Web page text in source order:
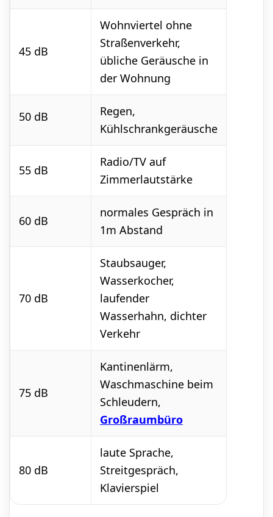
45 dB
Wohnviertel ohne
Straßenverkehr,
übliche Geräusche in
der Wohnung
50 dB
Regen,
Kühlschrankgeräusche
55 dB
Radio/TV auf
Zimmerlautstärke
60 dB
normales Gespräch in
1m Abstand
70 dB
Staubsauger,
Wasserkocher,
laufender
Wasserhahn, dichter
Verkehr
75 dB
Kantinenlärm,
Waschmaschine beim
Schleudern,
Großraumbüro
80 dB
laute Sprache,
Streitgespräch,
Klavierspiel